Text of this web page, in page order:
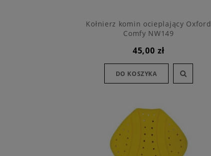
Kołnierz komin ocieplający Oxford
Comfy NW149
45,00 zł
DO KOSZYKA